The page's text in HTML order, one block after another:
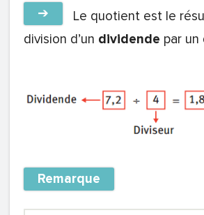
➔
Le quotient est le
division d’un dividende par un
Remarque